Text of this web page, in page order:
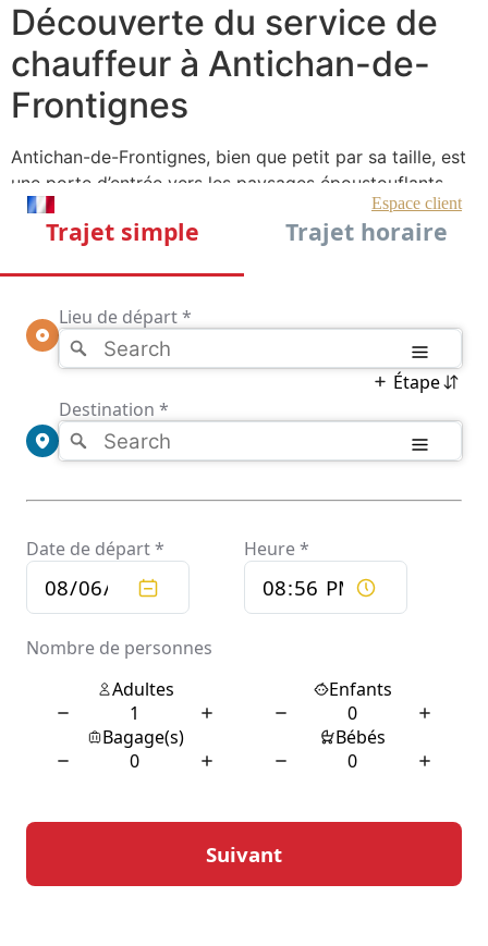
Découverte du service de
chauffeur à Antichan-de-
Frontignes
Antichan-de-Frontignes, bien que petit par sa taille, est
une porte d’entrée vers les paysages époustouflants
des Pyrénées. Le service de chauffeur privé dans cette
région répond à un besoin croissant de mobilité flexible,
chauffeurs privés offrent non seulement une
connaissance approfondie de la région, mais aussi un
service personnalisé qui permet aux voyageurs de
découvrir des lieux cachés, hors des sentiers battus.
En optant pour un chauffeur privé, les visiteurs peuvent
apprécier la tranquillité d’esprit que procure un
l’aéroport, ces professionnels adaptent leur service aux
besoins spécifiques de chaque client. Le chauffeur
devient ainsi un guide local, partageant des anecdotes
et des informations précieuses sur les sites
incontournables et les événements locaux.
Confort et sécurité avec
Chauffeur privé local
pour offrir une expérience de voyage agréable. Les
passagers peuvent s’attendre à un espace intérieur